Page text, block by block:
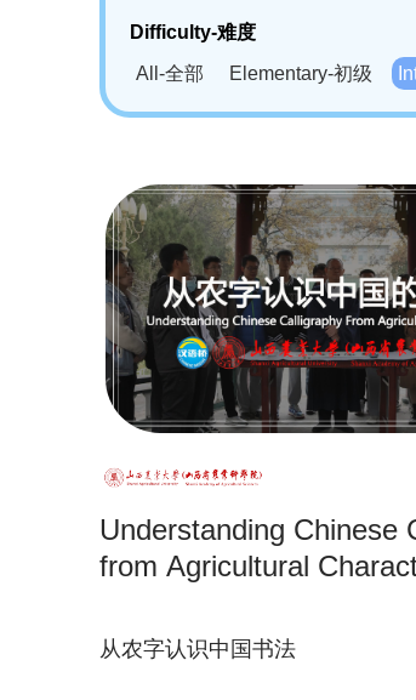
Difficulty-难度
All-全部
Elementary-初级
Understanding Chinese
from Agricultural
从农字认识中国书法